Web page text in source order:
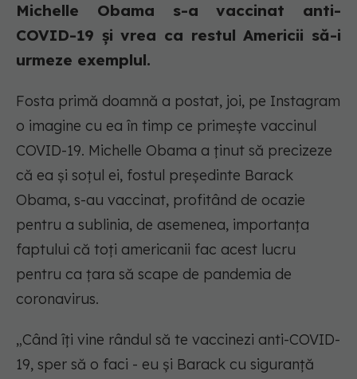
Michelle Obama s-a vaccinat anti-
COVID-19 și vrea ca restul Americii să-i
urmeze exemplul.
Fosta primă doamnă a postat, joi, pe Instagram
o imagine cu ea în timp ce primește vaccinul
COVID-19. Michelle Obama a ținut să precizeze
că ea și soțul ei, fostul președinte Barack
Obama, s-au vaccinat, profitând de ocazie
pentru a sublinia, de asemenea, importanța
faptului că toți americanii fac acest lucru
pentru ca țara să scape de pandemia de
coronavirus.
„Când îți vine rândul să te vaccinezi anti-COVID-
19, sper să o faci - eu și Barack cu siguranță